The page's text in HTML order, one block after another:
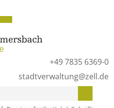
+49 7835 6369-0
stadtverwaltung@zell.de